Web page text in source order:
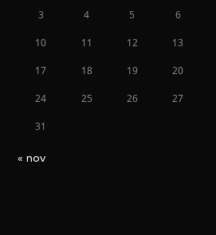
3 4 5 6
10 11 12 13
17 18 19 20
24 25 26 27
31
« nov